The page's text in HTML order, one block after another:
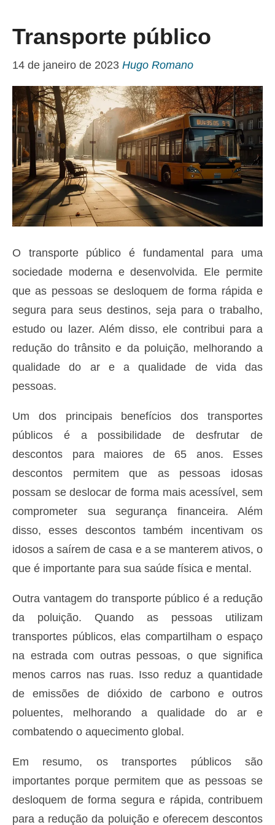
Transporte público
14 de janeiro de 2023 Hugo Romano
O transporte público é fundamental para uma
sociedade moderna e desenvolvida. Ele permite
que as pessoas se desloquem de forma rápida e
segura para seus destinos, seja para o trabalho,
estudo ou lazer. Além disso, ele contribui para a
redução do trânsito e da poluição, melhorando a
qualidade do ar e a qualidade de vida das
pessoas.
Um dos principais benefícios dos transportes
públicos é a possibilidade de desfrutar de
descontos para maiores de 65 anos. Esses
descontos permitem que as pessoas idosas
possam se deslocar de forma mais acessível, sem
comprometer sua segurança financeira. Além
disso, esses descontos também incentivam os
idosos a saírem de casa e a se manterem ativos, o
que é importante para sua saúde física e mental.
Outra vantagem do transporte público é a redução
da poluição. Quando as pessoas utilizam
transportes públicos, elas compartilham o espaço
na estrada com outras pessoas, o que significa
menos carros nas ruas. Isso reduz a quantidade
de emissões de dióxido de carbono e outros
poluentes, melhorando a qualidade do ar e
combatendo o aquecimento global.
Em resumo, os transportes públicos são
importantes porque permitem que as pessoas se
desloquem de forma segura e rápida, contribuem
para a redução da poluição e oferecem descontos